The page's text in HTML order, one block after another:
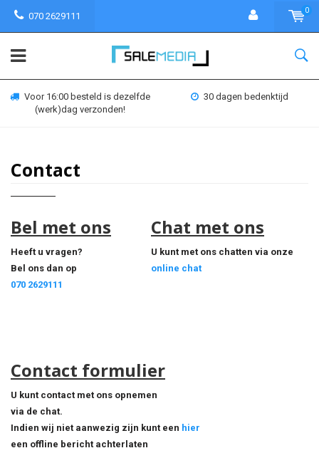
070 2629111
0
Voor 16:00 besteld is dezelfde
(werk)dag verzonden!
30 dagen bedenktijd
Contact
Bel met ons
Heeft u vragen?
Bel ons dan op
070 2629111
Chat met ons
U kunt met ons chatten via onze
online chat
Contact formulier
U kunt contact met ons opnemen
via de chat.
Indien wij niet aanwezig zijn kunt een hier
een offline bericht achterlaten